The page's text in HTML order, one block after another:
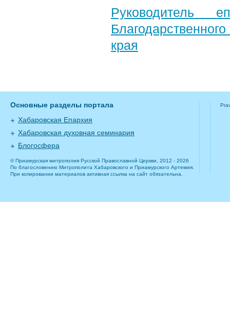
Руководитель
края
Основные разделы портала
Хабаровская Епархия
Хабаровская духовная семинария
Блогосфера
© Приамурская митрополия Русской Православной Церкви, 2012 - 2026
По благословению Митрополита Хабаровского и Приамурского Артемия.
При копировании материалов активная ссылка на сайт обязательна.